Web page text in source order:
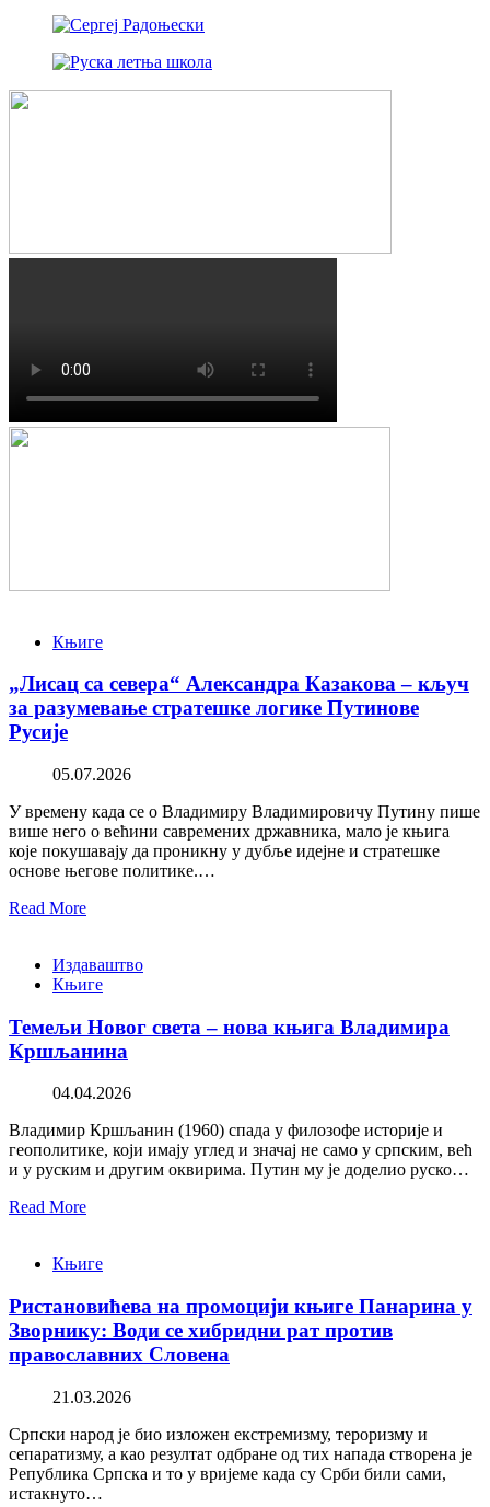
Књиге
„Лисац са севера“ Александра Казакова – кључ
за разумевање стратешке логике Путинове
Русије
05.07.2026
У времену када се о Владимиру Владимировичу Путину пише
више него о већини савремених државника, мало је књига
које покушавају да проникну у дубље идејне и стратешке
основе његове политике.…
Read More
Издаваштво
Књиге
Темељи Новог света – нова књига Владимира
Кршљанина
04.04.2026
Владимир Кршљанин (1960) спада у филозофе историје и
геополитике, који имају углед и значај не само у српским, већ
и у руским и другим оквирима. Путин му је доделио руско…
Read More
Књиге
Ристановићева на промоцији књиге Панарина у
Зворнику: Води се хибридни рат против
православних Словена
21.03.2026
Српски народ је био изложен екстремизму, тероризму и
сепаратизму, а као резултат одбране од тих напада створена је
Република Српска и то у вријеме када су Срби били сами,
истакнуто…